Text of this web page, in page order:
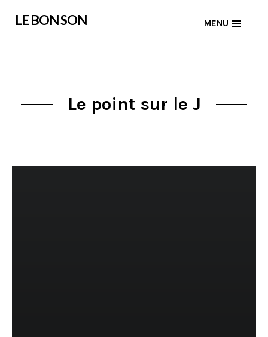
LE BON SON MENU
Le point sur le J